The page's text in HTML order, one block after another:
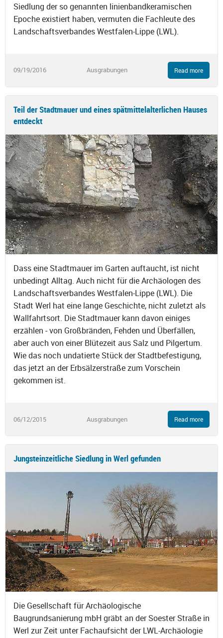
Siedlung der so genannten linienbandkeramischen
Epoche existiert haben, vermuten die Fachleute des
Landschaftsverbandes Westfalen-Lippe (LWL).
09/19/2016 Ausgrabungen Read more
Teil der Stadtmauer und eines spätmittelalterlichen Hauses
entdeckt
Dass eine Stadtmauer im Garten auftaucht, ist nicht
unbedingt Alltag. Auch nicht für die Archäologen des
Landschaftsverbandes Westfalen-Lippe (LWL). Die
Stadt Werl hat eine lange Geschichte, nicht zuletzt als
Wallfahrtsort. Die Stadtmauer kann davon einiges
erzählen - von Großbränden, Fehden und Überfällen,
aber auch von einer Blütezeit aus Salz und Pilgertum.
Wie das noch undatierte Stück der Stadtbefestigung,
das jetzt an der Erbsälzerstraße zum Vorschein
gekommen ist.
06/12/2015 Ausgrabungen Read more
Jungsteinzeitliche Siedlung in Werl gefunden
Die Gesellschaft für Archäologische
Baugrundsanierung mbH gräbt an der Soester Straße in
Werl zur Zeit unter Fachaufsicht der LWL-Archäologie